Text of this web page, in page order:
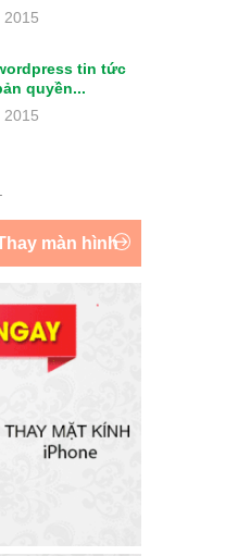
2015
tin tức
quyền...
2015
màn hình